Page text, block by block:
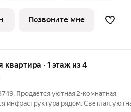
Позвоните мне
квартира · 1 этаж из 4
Продается уютная 2-комнатная
инфраструктура рядом. Светлая,